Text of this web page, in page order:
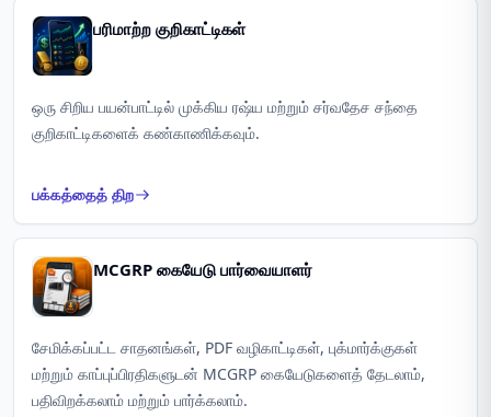
பரிமாற்ற குறிகாட்டிகள்
ஒரு சிறிய பயன்பாட்டில் முக்கிய ரஷ்ய மற்றும் சர்வதேச சந்தை
குறிகாட்டிகளைக் கண்காணிக்கவும்.
பக்கத்தைத் திற
MCGRP கையேடு பார்வையாளர்
சேமிக்கப்பட்ட சாதனங்கள், PDF வழிகாட்டிகள், புக்மார்க்குகள்
மற்றும் காப்புப்பிரதிகளுடன் MCGRP கையேடுகளைத் தேடலாம்,
பதிவிறக்கலாம் மற்றும் பார்க்கலாம்.